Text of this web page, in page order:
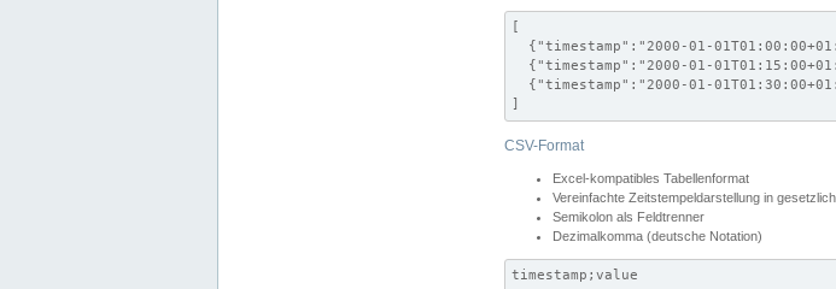
[
{"timestamp":"2000-01-
{"timestamp":"2000-01-
{"timestamp":"2000-01-
]
CSV-Format
Excel-kompatibles Tabellenformat
Vereinfachte Zeitstempeldarstellung in
Semikolon als Feldtrenner
Dezimalkomma (deutsche Notation)
timestamp;value